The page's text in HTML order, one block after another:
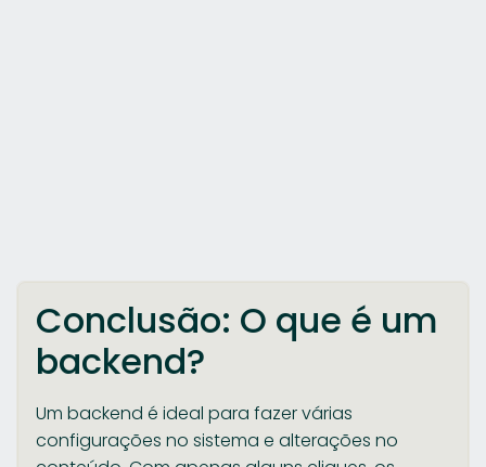
Conclusão: O que é um
backend?
Um backend é ideal para fazer várias
configurações no sistema e alterações no